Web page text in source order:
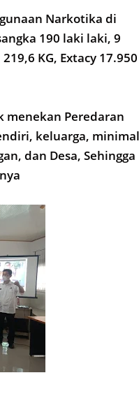
Narkotika di
190 laki laki, 9
KG, Extacy 17.950
menekan Peredaran
keluarga, minimal
dan Desa, Sehingga